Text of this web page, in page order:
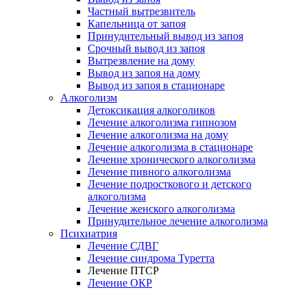
Частный вытрезвитель
Капельница от запоя
Принудительный вывод из запоя
Срочный вывод из запоя
Вытрезвление на дому
Вывод из запоя на дому
Вывод из запоя в стационаре
Алкоголизм
Детоксикация алкоголиков
Лечение алкоголизма гипнозом
Лечение алкоголизма на дому
Лечение алкоголизма в стационаре
Лечение хронического алкоголизма
Лечение пивного алкоголизма
Лечение подросткового и детского
алкоголизма
Лечение женского алкоголизма
Принудительное лечение алкоголизма
Психиатрия
Лечение СДВГ
Лечение синдрома Туретта
Лечение ПТСР
Лечение ОКР